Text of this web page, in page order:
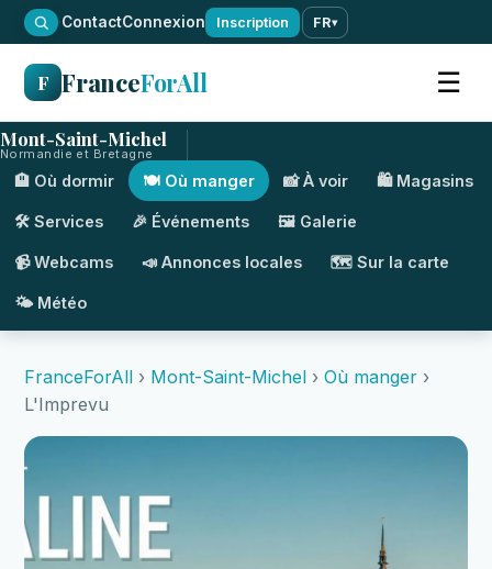
·ContactConnexion Inscription FR▾
F FranceForAll ☰
Mont-Saint-Michel
Normandie et Bretagne
🏨 Où dormir 🍽️ Où manger 📸 À voir 🛍️ Magasins
🛠️ Services 🎉 Événements 🖼️ Galerie
📹 Webcams 📣 Annonces locales 🗺️ Sur la carte
🌤️ Météo
FranceForAll › Mont-Saint-Michel › Où manger ›
L'Imprevu